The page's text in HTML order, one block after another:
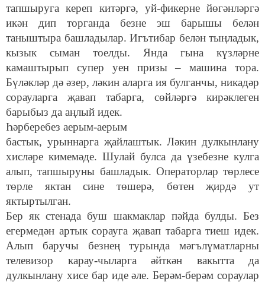
тапшыруга кереп китәргә, уй-фикерне йөгәнләргә
икән дип торганда безне эш барышы белән
таныштыра башладылар. Игътибар белән тыңладык,
кызык сыман тоелды. Янда гына күзләрне
камаштырып супер уен призы – машина тора.
Бүләкләр дә әзер, ләкин аларга ия булганчы, никадәр
сорауларга җавап табарга, сөйләргә кирәклеген
барыбыз да аңлый идек.
Һәрберебез аерым-аерым
бастык, урыннарга җайлаштык. Ләкин дулкынлану
хисләре кимемәде. Шулай булса да үзебезне кулга
алып, тапшыруны башладык. Операторлар төрлесе
төрле яктан сине төшерә, бөтен җирдә ут
яктыртылган.
Бер як стенада буш шакмаклар пәйда булды. Без
егермедән артык сорауга җавап табарга тиеш идек.
Алып баручы безнең турында мәгълүматларны
телевизор карау-чыларга әйткән вакытта да
дулкынлану хисе бар иде әле. Берәм-берәм сораулар